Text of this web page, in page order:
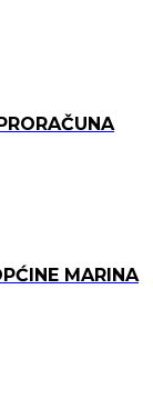
MARINA